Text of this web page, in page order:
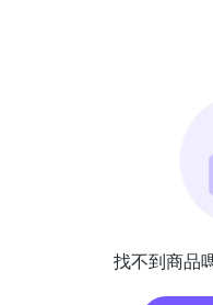
找不到商品